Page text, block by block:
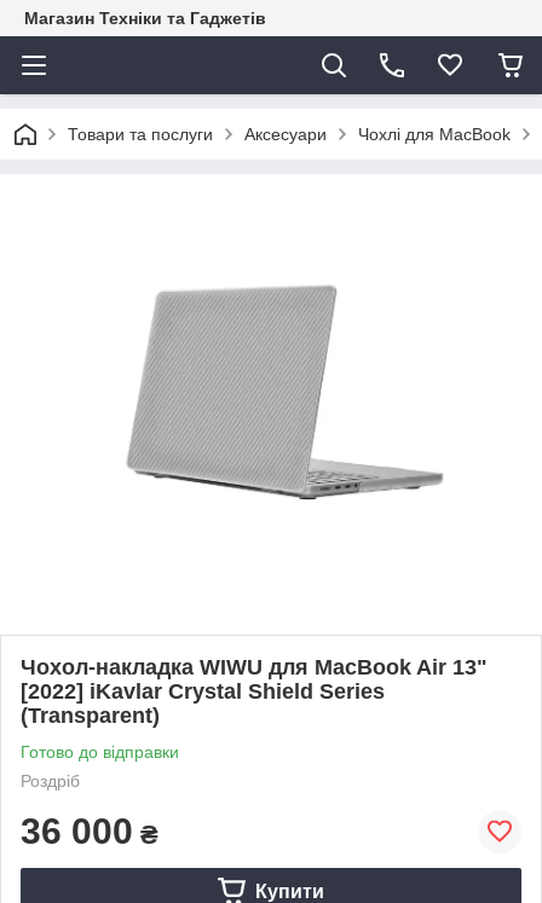
Магазин Техніки та Гаджетів
Товари та послуги Аксесуари Чохлі для MacBook
Чохол-накладка WIWU для MacBook Air 13"
[2022] iKavlar Crystal Shield Series
(Transparent)
Готово до відправки
Роздріб
36 000 ₴
Купити